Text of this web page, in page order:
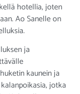
hotellia, joten
Ao Sanelle on
ja
kaunein ja
jotka